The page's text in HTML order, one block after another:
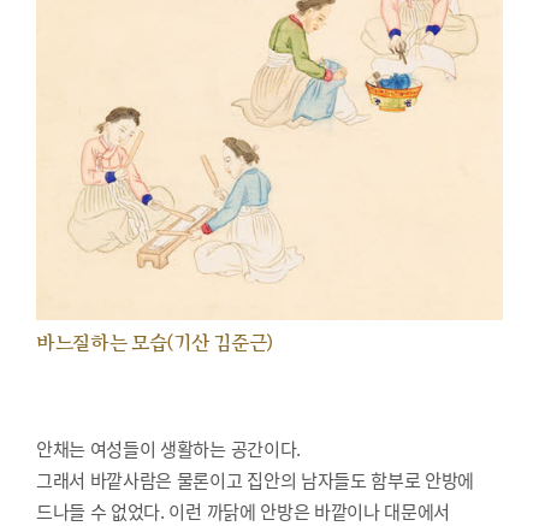
바느질하는 모습(기산 김준근)
안채는 여성들이 생활하는 공간이다.
그래서 바깥사람은 물론이고 집안의 남자들도 함부로 안방에
드나들 수 없었다. 이런 까닭에 안방은 바깥이나 대문에서